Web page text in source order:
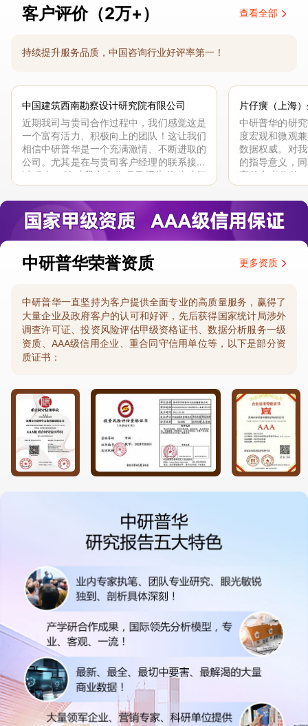
客户评价（2万+） 查看全部
持续提升服务品质，中国咨询行业好评率第一！
中国建筑西南勘察设计研究院有限公司
近期我司与贵司合作过程中，我们感觉这是
一个富有活力、积极向上的团队！这让我们
相信中研普华是一个充满激情、不断进取的
公司。尤其是在与贵司客户经理的联系接洽
过程中，针对我方合作项目报告的种种细
节，及时细致缜密地协助与项目部沟通、探
讨和完善...
片仔癀（上海
中研普华的研
度宏观和微观
数据权威。对
的指导意义，
高的参考价值
体化”服务和行
司继续...
中研普华荣誉资质 更多资质
中研普华一直坚持为客户提供全面专业的高质量服务，赢得了
大量企业及政府客户的认可和好评，先后获得国家统计局涉外
调查许可证、投资风险评估甲级资格证书、数据分析服务一级
资质、AAA级信用企业、重合同守信用单位等，以下是部分资
质证书：